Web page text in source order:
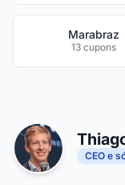
Marabraz
13 cupons
CEO e